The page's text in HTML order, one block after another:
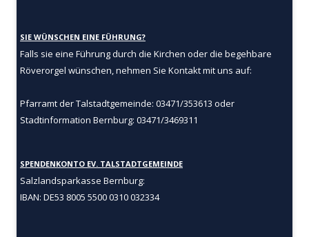
SIE WÜNSCHEN EINE FÜHRUNG?
Falls sie eine Führung durch die Kirchen oder die begehbare
Röverorgel wünschen, nehmen Sie Kontakt mit uns auf:
Pfarramt der Talstadtgemeinde: 03471/353613 oder
Stadtinformation Bernburg: 03471/3469311
SPENDENKONTO EV. TALSTADTGEMEINDE
Salzlandsparkasse Bernburg:
IBAN: DE53 8005 5500 0310 032334